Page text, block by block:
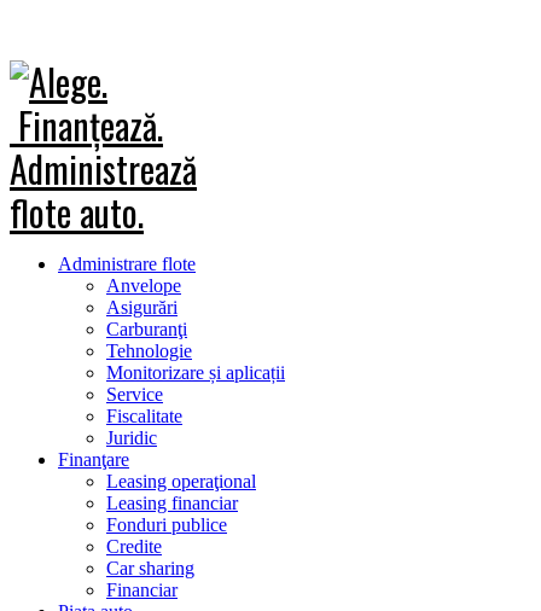
Administrare flote
Anvelope
Asigurări
Carburanţi
Tehnologie
Monitorizare și aplicații
Service
Fiscalitate
Juridic
Finanţare
Leasing operaţional
Leasing financiar
Fonduri publice
Credite
Car sharing
Financiar